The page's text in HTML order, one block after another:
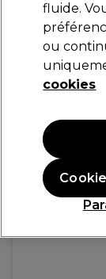
Jean Marin
)
16,55 €
fluide.
ou
cookies